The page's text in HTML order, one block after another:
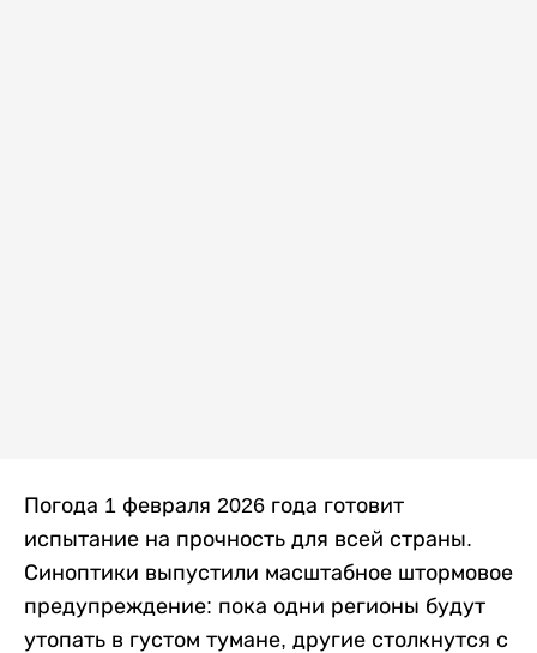
Погода 1 февраля 2026 года готовит
испытание на прочность для всей страны.
Синоптики выпустили масштабное штормовое
предупреждение: пока одни регионы будут
утопать в густом тумане, другие столкнутся с